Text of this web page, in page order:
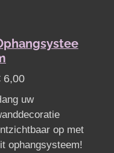
6,00
uw
op met
ophangsysteem!